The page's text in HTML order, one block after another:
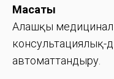
Мақсаты
Алғашқы
консультациялық-
автоматтандыру.